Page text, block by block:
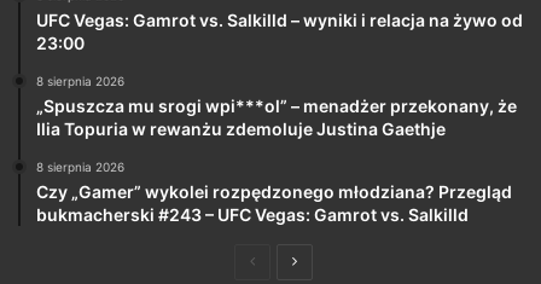
UFC Vegas: Gamrot vs. Salkilld – wyniki i relacja na żywo od
23:00
8 sierpnia 2026
„Spuszcza mu srogi wpi***ol” – menadżer przekonany, że
Ilia Topuria w rewanżu zdemoluje Justina Gaethje
8 sierpnia 2026
Czy „Gamer” wykolei rozpędzonego młodziana? Przegląd
bukmacherski #243 – UFC Vegas: Gamrot vs. Salkilld
PoprzedniaNastępna